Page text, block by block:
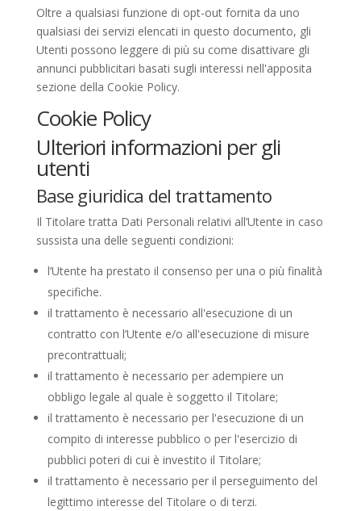
Oltre a qualsiasi funzione di opt-out fornita da uno
qualsiasi dei servizi elencati in questo documento, gli
Utenti possono leggere di più su come disattivare gli
annunci pubblicitari basati sugli interessi nell'apposita
sezione della Cookie Policy.
Cookie Policy
Ulteriori informazioni per gli
utenti
Base giuridica del trattamento
Il Titolare tratta Dati Personali relativi all’Utente in caso
sussista una delle seguenti condizioni:
l’Utente ha prestato il consenso per una o più finalità
specifiche.
il trattamento è necessario all'esecuzione di un
contratto con l’Utente e/o all'esecuzione di misure
precontrattuali;
il trattamento è necessario per adempiere un
obbligo legale al quale è soggetto il Titolare;
il trattamento è necessario per l'esecuzione di un
compito di interesse pubblico o per l'esercizio di
pubblici poteri di cui è investito il Titolare;
il trattamento è necessario per il perseguimento del
legittimo interesse del Titolare o di terzi.